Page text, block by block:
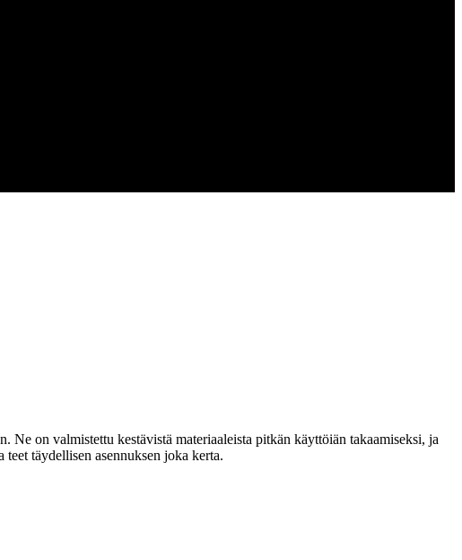
on valmistettu kestävistä materiaaleista pitkän käyttöiän takaamiseksi, ja
täydellisen asennuksen joka kerta.